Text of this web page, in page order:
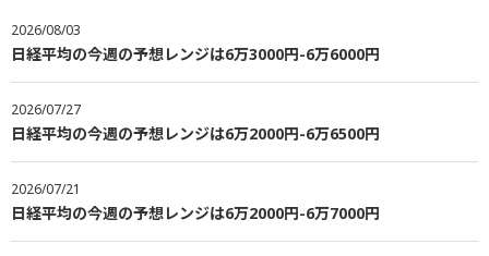
2026/08/03
日経平均の今週の予想レンジは6万3000円-6万6000円
2026/07/27
日経平均の今週の予想レンジは6万2000円-6万6500円
2026/07/21
日経平均の今週の予想レンジは6万2000円-6万7000円